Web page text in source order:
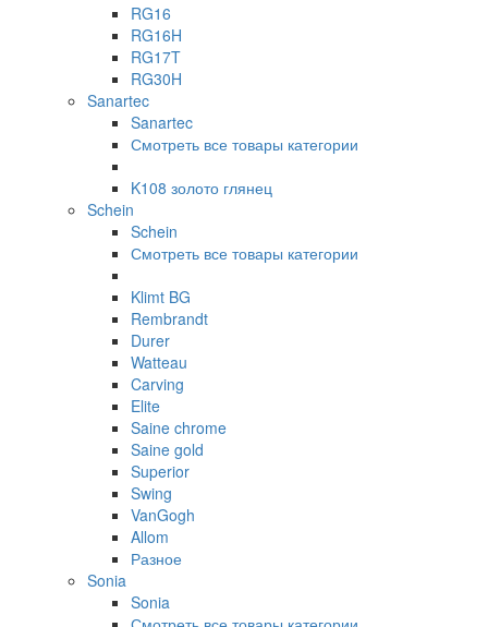
RG16
RG16H
RG17T
RG30H
Sanartec
Sanartec
Смотреть все товары категории
K108 золото глянец
Schein
Schein
Смотреть все товары категории
Klimt BG
Rembrandt
Durer
Watteau
Carving
Elite
Saine chrome
Saine gold
Superior
Swing
VanGogh
Allom
Разное
Sonia
Sonia